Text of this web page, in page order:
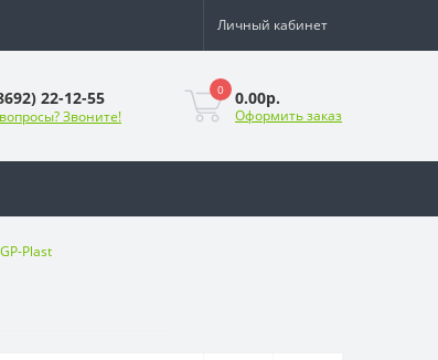
Личный кабинет
22-12-55
Звоните!
0 0.00р.
Оформить заказ
Plast